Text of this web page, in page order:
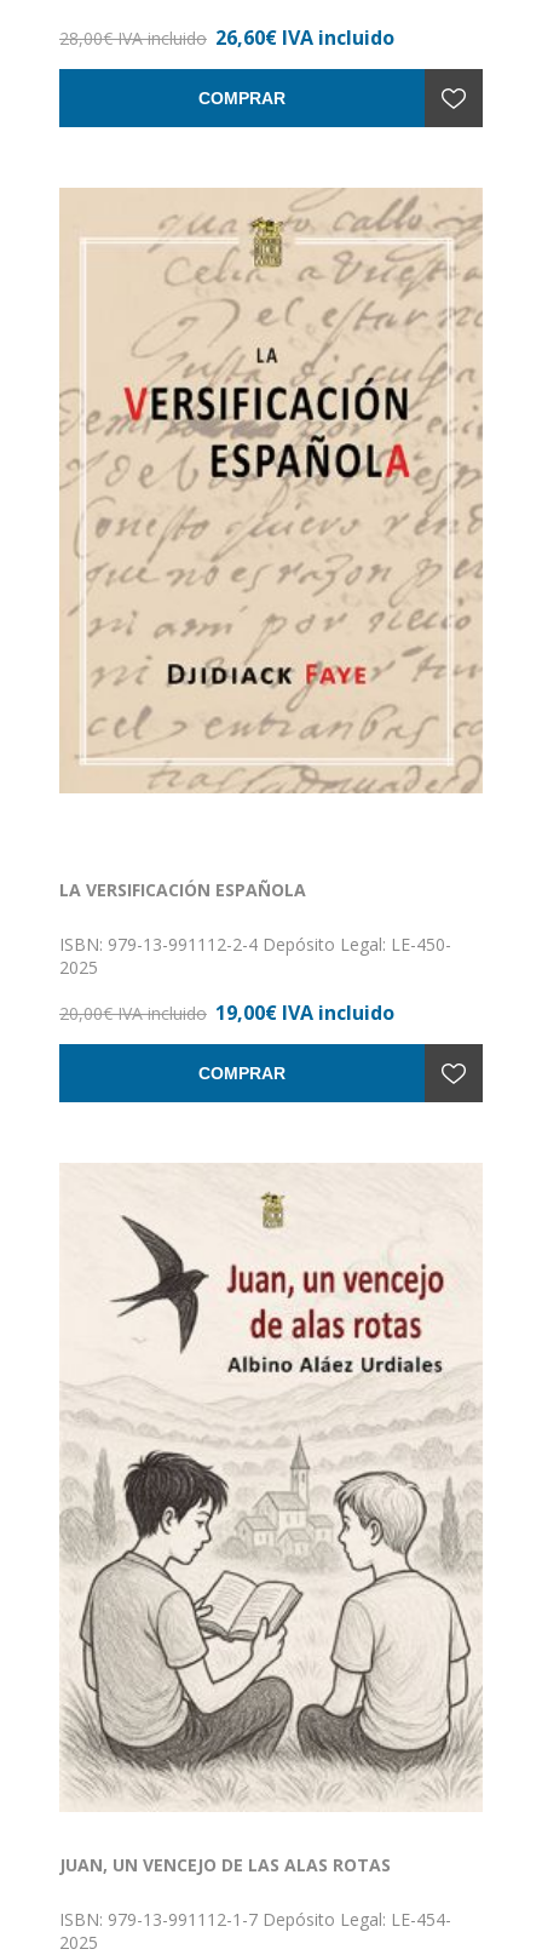
SEMINARIO DE ASTORGA.
28,00€ IVA incluido 26,60€ IVA incluido
COMPRAR
LA VERSIFICACIÓN ESPAÑOLA
ISBN: 979-13-991112-2-4 Depósito Legal: LE-450-
2025
20,00€ IVA incluido 19,00€ IVA incluido
COMPRAR
JUAN, UN VENCEJO DE LAS ALAS ROTAS
ISBN: 979-13-991112-1-7 Depósito Legal: LE-454-
2025